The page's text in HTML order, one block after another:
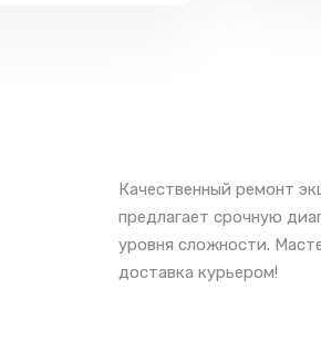
Качественный ремонт
предлагает срочную
уровня сложности.
доставка курьером!